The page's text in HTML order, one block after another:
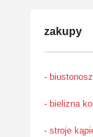
zakupy
-
- bielizna
- stroje